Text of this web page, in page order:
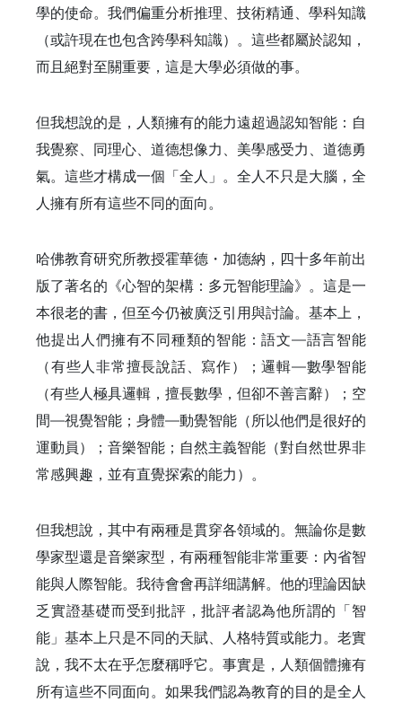
學的使命。我們偏重分析推理、技術精通、學科知識
（或許現在也包含跨學科知識）。這些都屬於認知，
而且絕對至關重要，這是大學必須做的事。
但我想說的是，人類擁有的能力遠超過認知智能：自
我覺察、同理心、道德想像力、美學感受力、道德勇
氣。這些才構成一個「全人」。全人不只是大腦，全
人擁有所有這些不同的面向。
哈佛教育研究所教授霍華德・加德納，四十多年前出
版了著名的《心智的架構：多元智能理論》。這是一
本很老的書，但至今仍被廣泛引用與討論。基本上，
他提出人們擁有不同種類的智能：語文—語言智能
（有些人非常擅長說話、寫作）；邏輯—數學智能
（有些人極具邏輯，擅長數學，但卻不善言辭）；空
間—視覺智能；身體—動覺智能（所以他們是很好的
運動員）；音樂智能；自然主義智能（對自然世界非
常感興趣，並有直覺探索的能力）。
但我想說，其中有兩種是貫穿各領域的。無論你是數
學家型還是音樂家型，有兩種智能非常重要：內省智
能與人際智能。我待會會再詳细講解。他的理論因缺
乏實證基礎而受到批評，批評者認為他所謂的「智
能」基本上只是不同的天賦、人格特質或能力。老實
說，我不太在乎怎麼稱呼它。事實是，人類個體擁有
所有這些不同面向。如果我們認為教育的目的是全人